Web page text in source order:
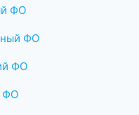
ФО
ФО
ФО
ФО